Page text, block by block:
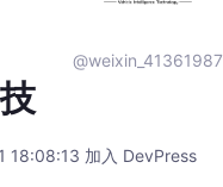
@weixin_41361987
18:08:13 加入 DevPress